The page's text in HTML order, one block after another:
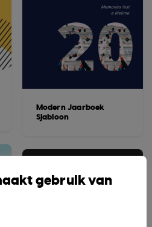
Modern Jaarboek
Sjabloon
gebruik van